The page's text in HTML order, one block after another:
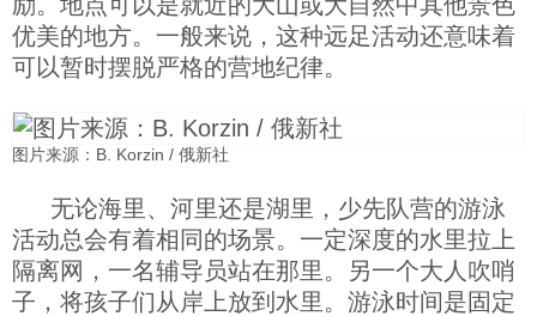
优美的地方。一般来说，这种远足活动还意味着
可以暂时摆脱严格的营地纪律。
图片来源：B. Korzin / 俄新社
无论海里、河里还是湖里，少先队营的游泳
活动总会有着相同的场景。一定深度的水里拉上
隔离网，一名辅导员站在那里。另一个大人吹哨
子，将孩子们从岸上放到水里。游泳时间是固定